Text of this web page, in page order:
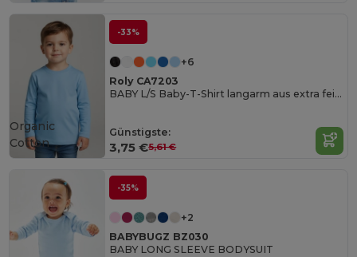
-33%
+6
Roly CA7203
BABY L/S Baby-T-Shirt langarm aus extra feingestricktem Material
Günstigste:
3,75 €5,61 €
Organic
Cotton
-35%
+2
BABYBUGZ BZ030
BABY LONG SLEEVE BODYSUIT